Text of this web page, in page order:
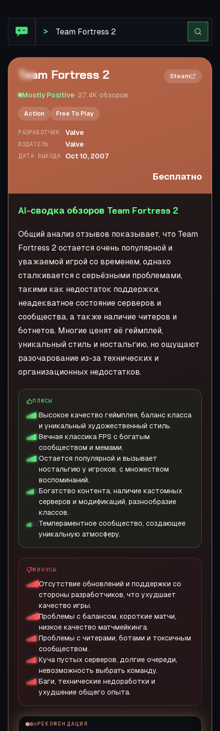
>
2×
Team Fortress 2 Steam
Mostly Positive· 27.4K обзоров
Action Free To Play
РАЗРАБОТЧИК Valve
ИЗДАТЕЛЬ Valve
ДАТА ВЫХОДА Oct 10, 2007
Бесплатно
AI-сводка обзоров Team Fortress 2
Общий анализ отзывов показывает, что Team
Fortress 2 остается очень популярной и
уважаемой игрой со временем, однако
сталкивается с серьёзными проблемами,
такими как недостаток поддержки,
неадекватное состояние серверов и
сообщества, а также наличие читеров и
ботнетов. Многие ценят её геймплей,
уникальный стиль и ностальгию, но ощущают
разочарование из-за технических и
организационных недостатков.
ПЛЮСЫ
Высокое качество геймплея, баланс класса
и уникальный художественный стиль.
Вечная классика FPS с богатым
сообществом и мемами.
Остается популярной и вызывает
ностальгию у игроков, с множеством
воспоминаний.
Богатство контента, наличие кастомных
серверов и модификаций, разнообразие
классов.
Темпераментное сообщество, создающее
уникальную атмосферу.
МИНУСЫ
Отсутствие обновлений и поддержки со
стороны разработчиков, что ухудшает
качество игры.
Проблемы с балансом, короткие матчи,
низкое качество матчмейкинга.
Проблемы с читерами, ботами и токсичным
сообществом.
Куча пустых серверов, долгие очереди,
невозможность выбрать команду.
Баги, технические недоработки и
ухудшение общего опыта.
РЕКОМЕНДАЦИЯ